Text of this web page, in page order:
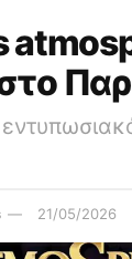
21/05/2026